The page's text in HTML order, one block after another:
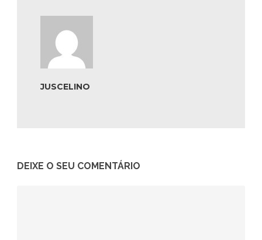
JUSCELINO
DEIXE O SEU COMENTÁRIO